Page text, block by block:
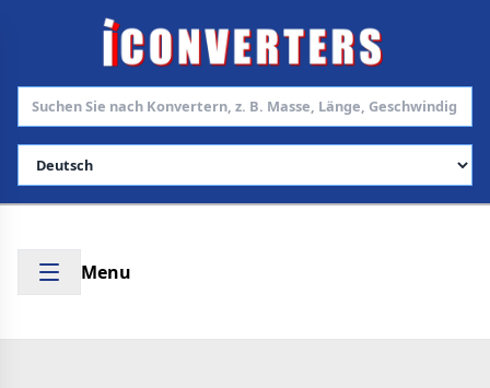
Sprache auswählen
Menu